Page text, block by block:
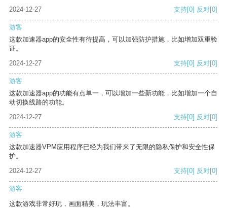
2024-12-27 支持[0] 反对[0]
游客
这款加速器app的安全性有待提高，可以加强防护措施，比如增加双重验
证。
2024-12-27
支持[0] 反对[0]
游客
这款加速器app的功能有点单一，可以增加一些新功能，比如增加一个自
动切换线路的功能。
2024-12-27
支持[0] 反对[0]
游客
这款加速器VPM应用程序已经为我们带来了无限的隐私保护和安全性保
护。
2024-12-27
支持[0] 反对[0]
游客
这款游戏非常好玩，画面精美，玩法丰富。